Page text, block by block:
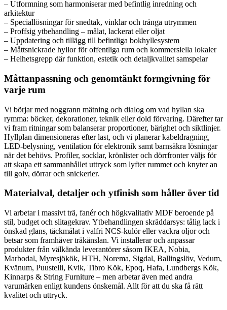
– Utformning som harmoniserar med befintlig inredning och
arkitektur
– Speciallösningar för snedtak, vinklar och trånga utrymmen
– Proffsig ytbehandling – målat, lackerat eller oljat
– Uppdatering och tillägg till befintliga bokhyllesystem
– Måttsnickrade hyllor för offentliga rum och kommersiella lokaler
– Helhetsgrepp där funktion, estetik och detaljkvalitet samspelar
Måttanpassning och genomtänkt formgivning för
varje rum
Vi börjar med noggrann mätning och dialog om vad hyllan ska
rymma: böcker, dekorationer, teknik eller dold förvaring. Därefter tar
vi fram ritningar som balanserar proportioner, bärighet och siktlinjer.
Hyllplan dimensioneras efter last, och vi planerar kabeldragning,
LED-belysning, ventilation för elektronik samt barnsäkra lösningar
när det behövs. Profiler, socklar, krönlister och dörrfronter väljs för
att skapa ett sammanhållet uttryck som lyfter rummet och knyter an
till golv, dörrar och snickerier.
Materialval, detaljer och ytfinish som håller över tid
Vi arbetar i massivt trä, fanér och högkvalitativ MDF beroende på
stil, budget och slitagekrav. Ytbehandlingen skräddarsys: tålig lack i
önskad glans, täckmålat i valfri NCS-kulör eller vackra oljor och
betsar som framhäver träkänslan. Vi installerar och anpassar
produkter från välkända leverantörer såsom IKEA, Nobia,
Marbodal, Myresjökök, HTH, Norema, Sigdal, Ballingslöv, Vedum,
Kvänum, Puustelli, Kvik, Tibro Kök, Epoq, Hafa, Lundbergs Kök,
Kinnarps & String Furniture – men arbetar även med andra
varumärken enligt kundens önskemål. Allt för att du ska få rätt
kvalitet och uttryck.